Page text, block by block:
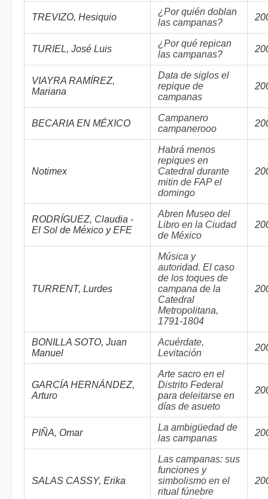
TREVIZO, Hesiquio
¿Por quién doblan
las campanas?
TURIEL, José Luis
¿Por qué repican
las campanas?
VIAYRA RAMÍREZ,
Mariana
Data de siglos el
repique de
campanas
BECARIA EN MÉXICO
Campanero
campanerooo
Notimex
Habrá menos
repiques en
Catedral durante
mitin de FAP el
domingo
RODRÍGUEZ, Claudia -
El Sol de México y EFE
Abren Museo del
Libro en la Ciudad
de México
TURRENT, Lurdes
Música y
autoridad. El caso
de los toques de
campana de la
Catedral
Metropolitana,
1791-1804
BONILLA SOTO, Juan
Manuel
Acuérdate,
Levitación
GARCÍA HERNÁNDEZ,
Arturo
Arte sacro en el
Distrito Federal
para deleitarse en
días de asueto
PIÑA, Omar
La ambigüedad de
las campanas
SALAS CASSY, Erika
Las campanas: sus
funciones y
simbolismo en el
ritual fúnebre